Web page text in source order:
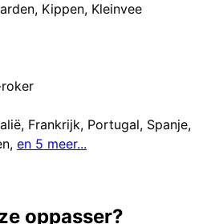
, Kippen, Kleinvee
, Frankrijk, Portugal, Spanje,
, en 5 meer...
oppasser?